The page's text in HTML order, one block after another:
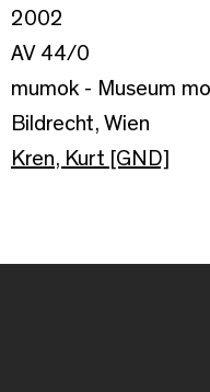
2002
AV 44/0
mumok - Museum
Bildrecht, Wien
Kren, Kurt [GND]